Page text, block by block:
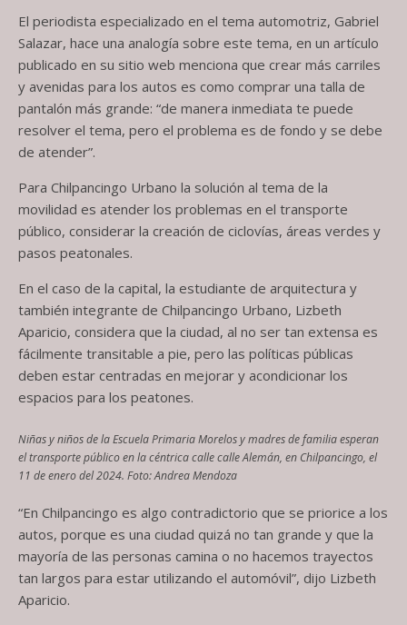
El periodista especializado en el tema automotriz, Gabriel
Salazar, hace una analogía sobre este tema, en un artículo
publicado en su sitio web menciona que crear más carriles
y avenidas para los autos es como comprar una talla de
pantalón más grande: “de manera inmediata te puede
resolver el tema, pero el problema es de fondo y se debe
de atender”.
Para Chilpancingo Urbano la solución al tema de la
movilidad es atender los problemas en el transporte
público, considerar la creación de ciclovías, áreas verdes y
pasos peatonales.
En el caso de la capital, la estudiante de arquitectura y
también integrante de Chilpancingo Urbano, Lizbeth
Aparicio, considera que la ciudad, al no ser tan extensa es
fácilmente transitable a pie, pero las políticas públicas
deben estar centradas en mejorar y acondicionar los
espacios para los peatones.
Niñas y niños de la Escuela Primaria Morelos y madres de familia esperan
el transporte público en la céntrica calle calle Alemán, en Chilpancingo, el
11 de enero del 2024. Foto: Andrea Mendoza
“En Chilpancingo es algo contradictorio que se priorice a los
autos, porque es una ciudad quizá no tan grande y que la
mayoría de las personas camina o no hacemos trayectos
tan largos para estar utilizando el automóvil”, dijo Lizbeth
Aparicio.